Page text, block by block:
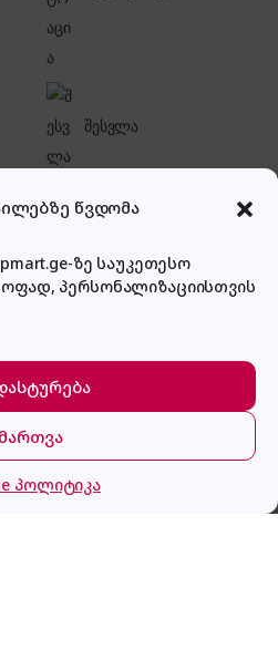
წვდომა
ზე საუკეთესო
პერსონალიზაციისთვის
მართვა
პოლიტიკა
შესვლა
პირადი კაბინეტი
HILW 64225 SW
კალათა შესვლა